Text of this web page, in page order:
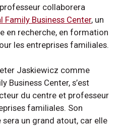
collaborera
Family Business Center, un
en recherche, en formation
les entreprises familiales.
Jaskiewicz comme
Business Center, s’est
du centre et professeur
familiales. Son
un grand atout, car elle